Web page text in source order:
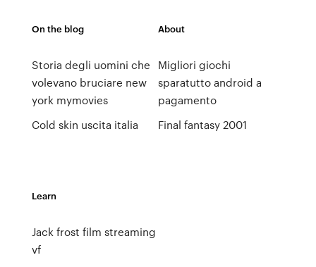
On the blog
Storia degli uomini che
volevano bruciare new
york mymovies
Cold skin uscita italia
About
Migliori giochi
sparatutto android a
pagamento
Final fantasy 2001
Learn
Jack frost film streaming
vf